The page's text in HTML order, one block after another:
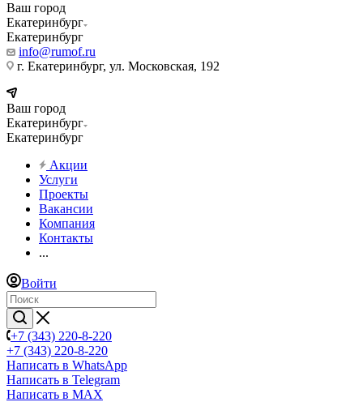
Ваш город
Екатеринбург
Екатеринбург
info@rumof.ru
г. Екатеринбург, ул. Московская, 192
Ваш город
Екатеринбург
Екатеринбург
Акции
Услуги
Проекты
Вакансии
Компания
Контакты
...
Войти
+7 (343) 220-8-220
+7 (343) 220-8-220
Написать в WhatsApp
Написать в Telegram
Написать в MAX